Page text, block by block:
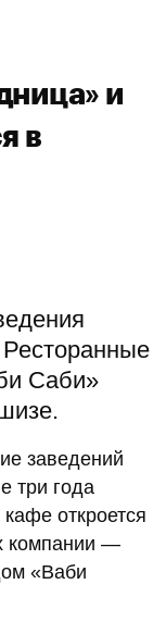
и
в
Саби»
заведений
три года
откроется
компании —
«Ваби